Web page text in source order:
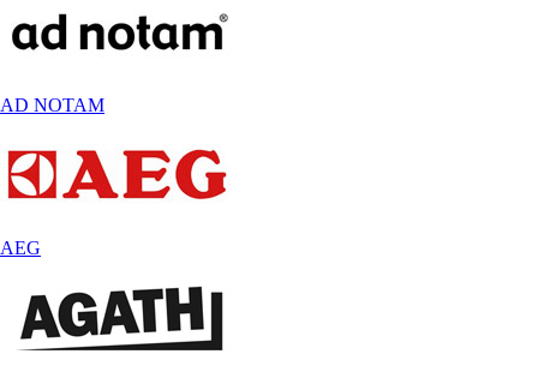
AD NOTAM
AEG